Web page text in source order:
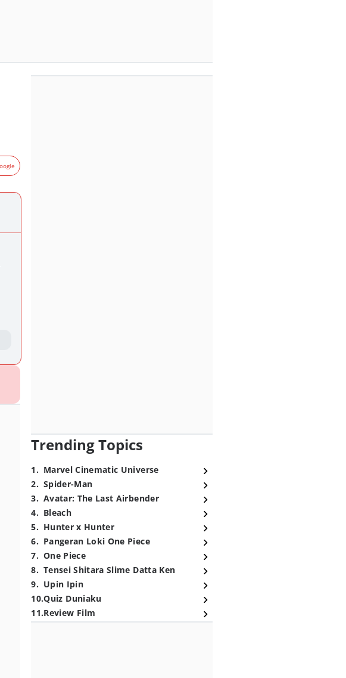
Trending Topics
1. Marvel Cinematic Universe
2. Spider-Man
3. Avatar: The Last Airbender
4. Bleach
5. Hunter x Hunter
6. Pangeran Loki One Piece
7. One Piece
8. Tensei Shitara Slime Datta Ken
9. Upin Ipin
10.Quiz Duniaku
11.Review Film